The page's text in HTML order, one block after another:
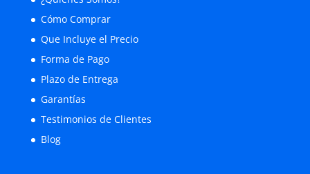
Cómo Comprar
Que Incluye el Precio
Forma de Pago
Plazo de Entrega
Garantías
Testimonios de Clientes
Blog